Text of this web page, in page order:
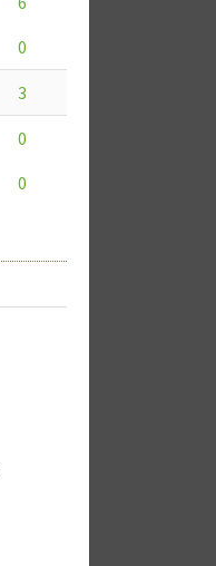
0
3
0
0